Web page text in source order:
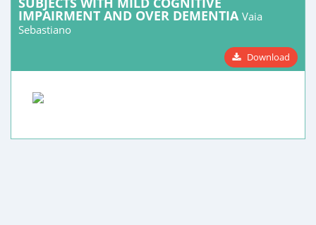
IMPAIRMENT AND OVER DEMENTIA Vaia
Sebastiano
Download